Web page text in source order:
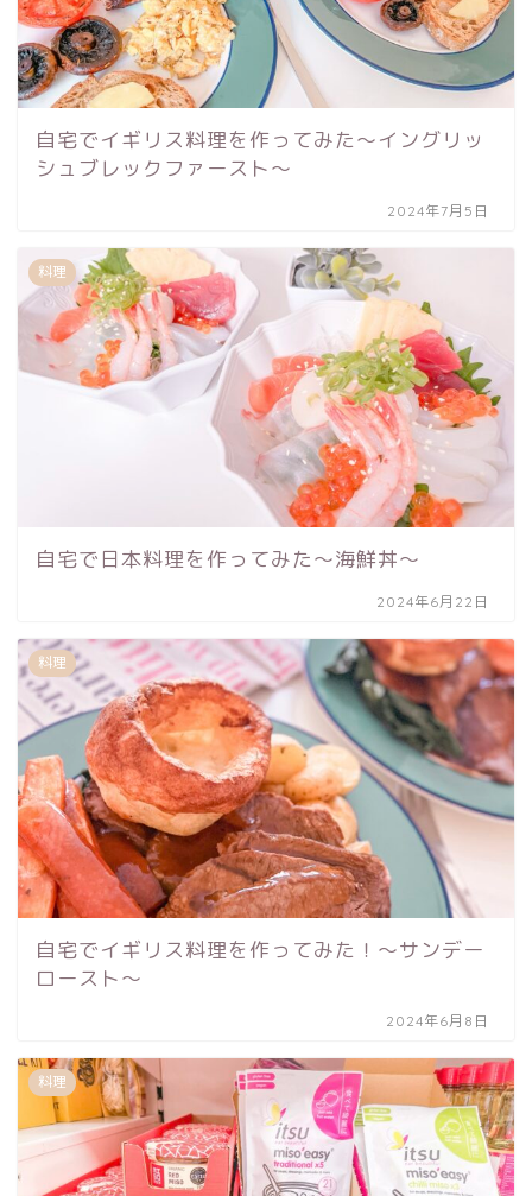
自宅でイギリス料理を作ってみた〜イングリッ
シュブレックファースト〜
2024年7月5日
料理
自宅で日本料理を作ってみた〜海鮮丼〜
2024年6月22日
料理
自宅でイギリス料理を作ってみた！〜サンデー
ロースト〜
2024年6月8日
料理